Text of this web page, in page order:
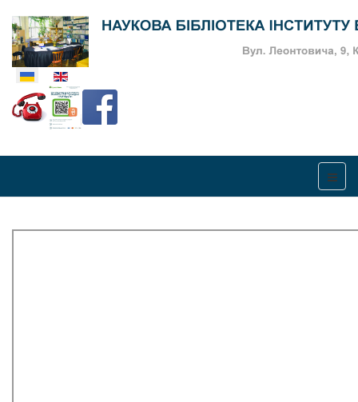
Оберіть свою мову